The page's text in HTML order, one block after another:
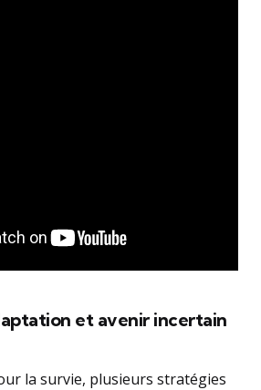
et avenir incertain
la survie, plusieurs stratégies